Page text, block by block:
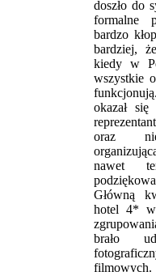
doszło do
formalne
bardzo
bardziej,
kiedy w
wszystkie
okazał
oraz
nawet
Główną
hotel 4* w
brało